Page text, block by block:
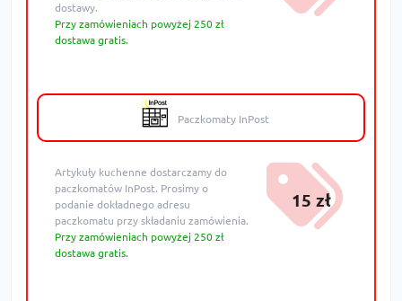
dostawy.
Przy zamówieniach powyżej 250 zł
dostawa gratis.
Paczkomaty InPost
Artykuły kuchenne dostarczamy do
paczkomatów InPost. Prosimy o
podanie dokładnego adresu
paczkomatu przy składaniu zamówienia.
Przy zamówieniach powyżej 250 zł
dostawa gratis.
15 zł